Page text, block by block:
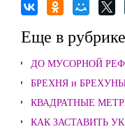
Еще в
ДО МУСОРНОЙ
БРЕХНЯ и
КВАДРАТНЫЕ
КАК ЗАСТАВИТЬ